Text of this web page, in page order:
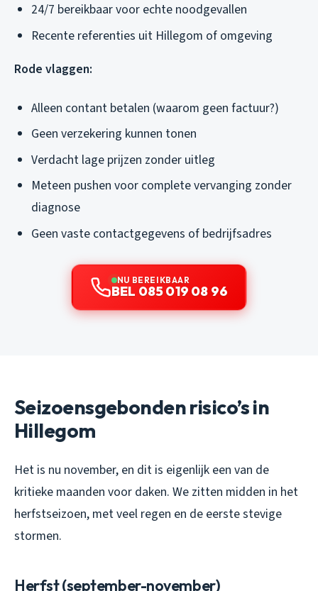
24/7 bereikbaar voor echte noodgevallen
Recente referenties uit Hillegom of omgeving
Rode vlaggen:
Alleen contant betalen (waarom geen factuur?)
Geen verzekering kunnen tonen
Verdacht lage prijzen zonder uitleg
Meteen pushen voor complete vervanging zonder
diagnose
Geen vaste contactgegevens of bedrijfsadres
NU BEREIKBAAR
BEL 085 019 08 96
Seizoensgebonden risico’s in
Hillegom
Het is nu november, en dit is eigenlijk een van de
kritieke maanden voor daken. We zitten midden in het
herfstseizoen, met veel regen en de eerste stevige
stormen.
Herfst (september-november)